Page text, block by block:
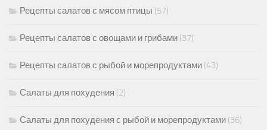
Рецепты салатов с мясом птицы (57)
Рецепты салатов с овощами и грибами (37)
Рецепты салатов с рыбой и морепродуктами (43)
Салаты для похудения (2)
Салаты для похудения с рыбой и морепродуктами (36)